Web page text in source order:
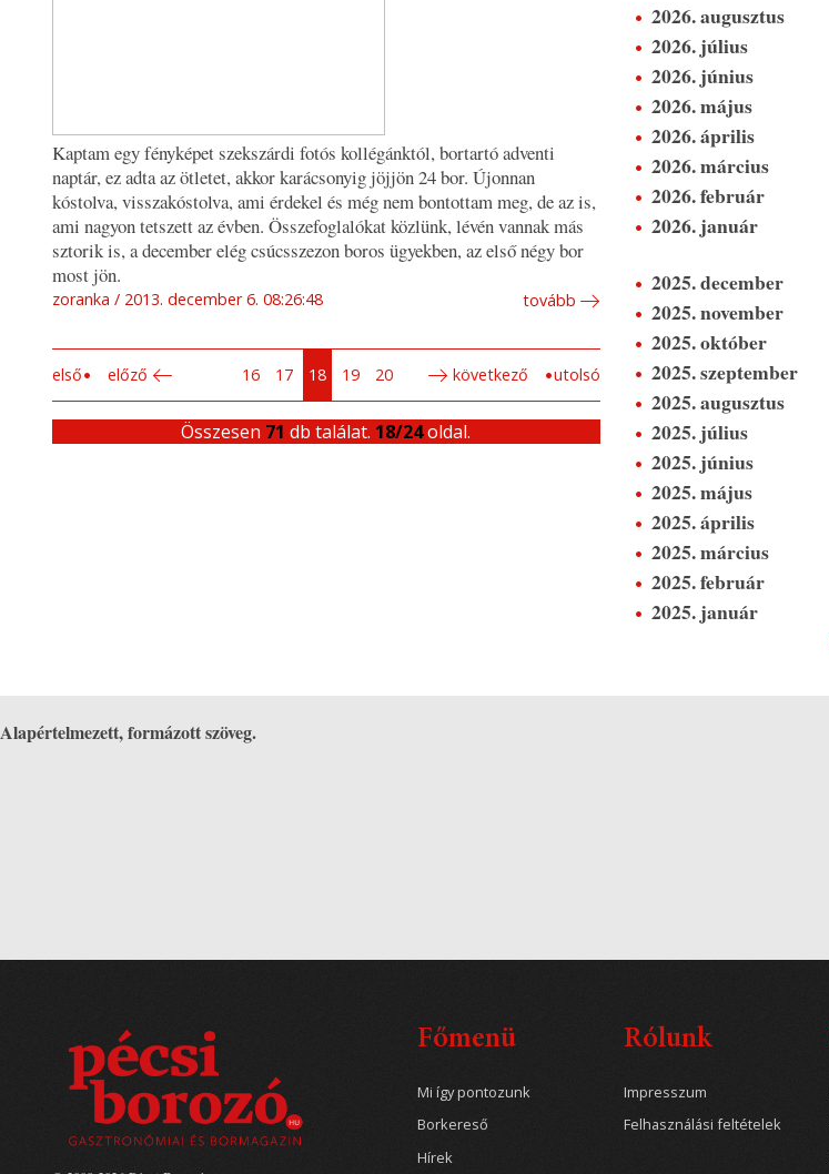
Kaptam egy fényképet szekszárdi fotós kollégánktól, bortartó adventi
naptár, ez adta az ötletet, akkor karácsonyig jöjjön 24 bor. Újonnan
kóstolva, visszakóstolva, ami érdekel és még nem bontottam meg, de az is,
ami nagyon tetszett az évben. Összefoglalókat közlünk, lévén vannak más
sztorik is, a december elég csúcsszezon boros ügyekben, az első négy bor
most jön.
zoranka 2013. december 6. 08:26:48 tovább
első előző 16 17 18 19 20 következő utolsó
Összesen 71 db találat. 18/24oldal.
2026. augusztus
2026. július
2026. június
2026. május
2026. április
2026. március
2026. február
2026. január
2025. december
2025. november
2025. október
2025. szeptember
2025. augusztus
2025. július
2025. június
2025. május
2025. április
2025. március
2025. február
2025. január
Alapértelmezett, formázott szöveg.
Főmenü
Mi így pontozunk
Borkereső
Hírek
Rólunk
Impresszum
Felhasználási feltételek